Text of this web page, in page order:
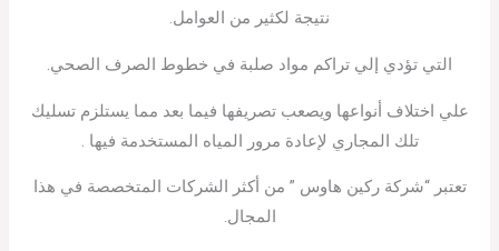
نتيجة لكثير من العوامل.
التي تؤدي إلي تراكم مواد صلبة في خطوط الصرف الصحي.
علي اختلاف أنواعها ويصعب تصريفها فيما بعد مما يستلزم تسليك
تلك المجاري لإعادة مرور المياه المستخدمة فيها .
تعتبر “شركة ركين هاوس ” من أكثر الشركات المتخصصة في هذا
المجال.